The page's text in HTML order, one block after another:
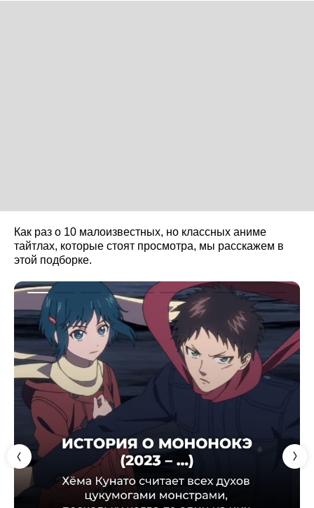
Как раз о 10 малоизвестных, но классных аниме
тайтлах, которые стоят просмотра, мы расскажем в
этой подборке.